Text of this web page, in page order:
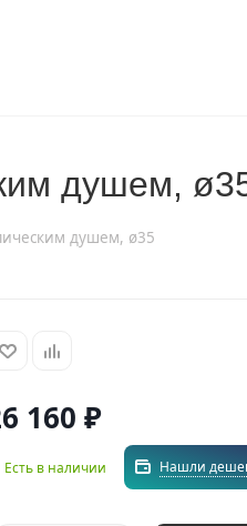
душем,
душем, ø35
160 ₽
Есть в наличии Нашли